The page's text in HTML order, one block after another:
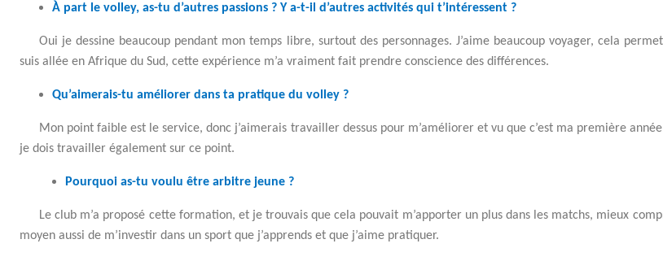
À part le volley, as-tu d’autres passions ? Y a-t-il d’autres activités qui t’intéressent ?
Oui je dessine beaucoup pendant mon temps libre, surtout des personnages. J’aime beaucoup voyager, cela
suis allée en Afrique du Sud, cette expérience m’a vraiment fait prendre conscience des différences.
Qu’aimerais-tu améliorer dans ta pratique du volley ?
Mon point faible est le service, donc j’aimerais travailler dessus pour m’améliorer et vu que c’est ma première
je dois travailler également sur ce point.
Pourquoi as-tu voulu être arbitre jeune ?
Le club m’a proposé cette formation, et je trouvais que cela pouvait m’apporter un plus dans les matchs, mieux
moyen aussi de m’investir dans un sport que j’apprends et que j’aime pratiquer.